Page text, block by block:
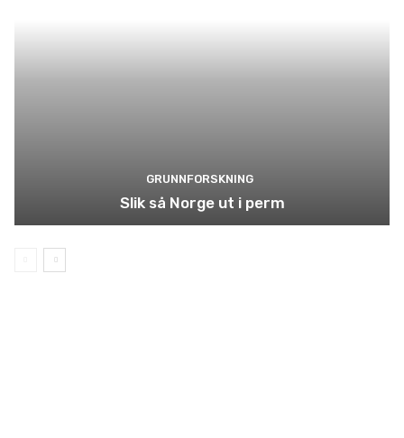
GRUNNFORSKNING
Slik så Norge ut i perm